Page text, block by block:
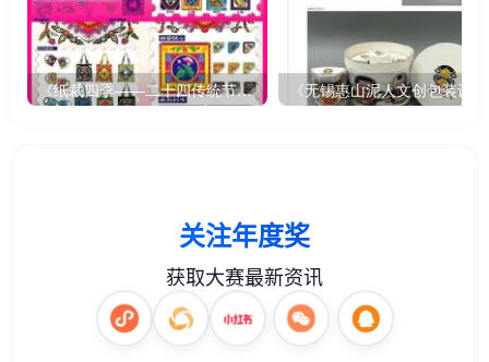
《纸裁四季——二十四传统节气文创设计》 《无锡惠山泥人文创包装设